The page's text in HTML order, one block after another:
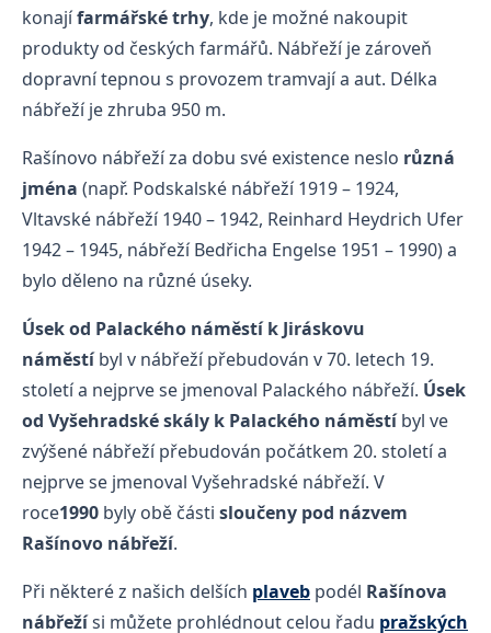
konajífarmářské trhy, kde je možné nakoupit
produkty od českých farmářů. Nábřeží je zároveň
dopravní tepnou s provozem tramvají a aut. Délka
nábřeží je zhruba 950 m.
Rašínovo nábřeží za dobu své existence neslo různá
jména (např. Podskalské nábřeží 1919 – 1924,
Vltavské nábřeží 1940 – 1942, Reinhard Heydrich Ufer
1942 – 1945, nábřeží Bedřicha Engelse 1951 – 1990) a
bylo děleno na různé úseky.
Úsek od Palackého náměstí k Jiráskovu
náměstíbyl v nábřeží přebudován v 70. letech 19.
století a nejprve se jmenoval Palackého nábřeží. Úsek
od Vyšehradské skály k Palackého náměstíbyl ve
zvýšené nábřeží přebudován počátkem 20. století a
nejprve se jmenoval Vyšehradské nábřeží. V
roce1990 byly obě části sloučeny pod názvem
Rašínovo nábřeží.
Při některé z našich delších plaveb podél Rašínova
nábřežísi můžete prohlédnout celou řadu pražských